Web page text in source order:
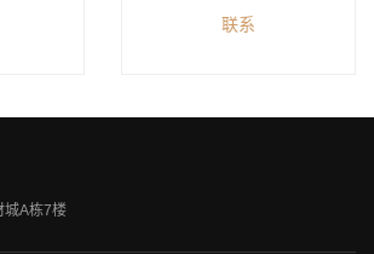
联系
城A栋7楼